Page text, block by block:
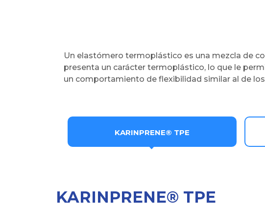
Un elastómero termoplástico es una mezcla de
presenta un carácter termoplástico, lo que le
un comportamiento de flexibilidad similar al de
KARINPRENE® TPE
KARINPRENE® TPE